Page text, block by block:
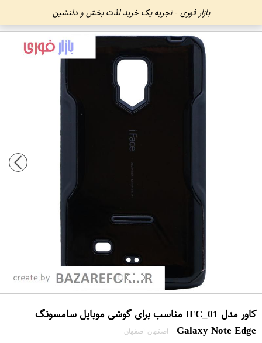
بازار فوری - تجربه یک خرید لذت بخش و دلنشین
کاور مدل IFC_01 مناسب برای گوشی موبایل سامسونگ
Galaxy Note Edge
اصفهان اصفهان